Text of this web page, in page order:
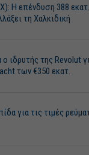
Η επένδυση 388
τη Χαλκιδική
ιδρυτής της Revolut
των €350 εκατ.
για τις τιμές